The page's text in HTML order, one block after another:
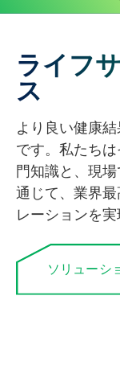
ライフ
ス
より良い健康
です。私たち
門知識と、現
通じて、業界
レーションを実
ソリューシ